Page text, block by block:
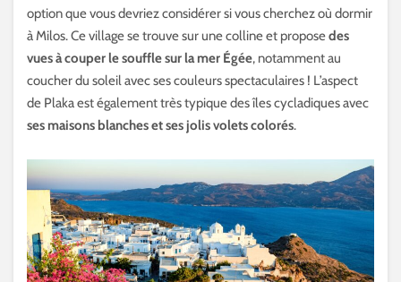
option que vous devriez considérer si vous cherchez où dormir
à Milos. Ce village se trouve sur une colline et proposedes
vues à couper le souffle sur la mer Égée, notamment au
coucher du soleil avec ses couleurs spectaculaires ! L’aspect
de Plaka est également très typique des îles cycladiques avec
ses maisons blanches et ses jolis volets colorés.